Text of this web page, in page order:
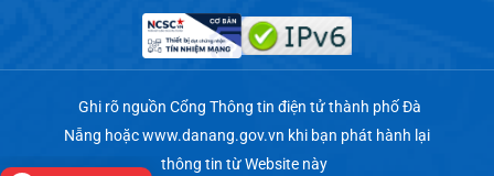
Ghi rõ nguồn Cổng Thông tin điện tử thành phố Đà
Nẵng hoặcwww.danang.gov.vn khi bạn phát hành lại
thông tin từ Website này